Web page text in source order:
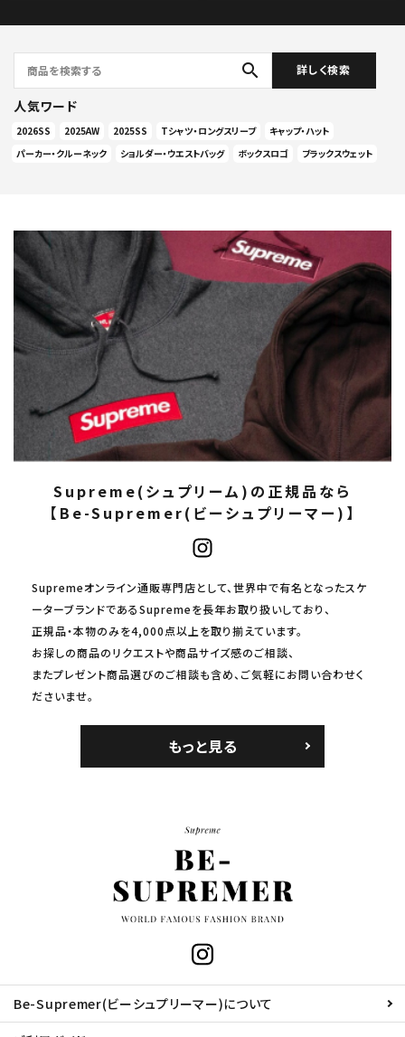
search 詳しく検索
人気ワード
2026SS 2025AW 2025SS Tシャツ・ロングスリーブ
キャップ・ハット
パーカー・クルーネック
ショルダー・ウエストバッグ ボックスロゴ ブラックスウェット
Supreme(シュプリーム)の正規品なら
【Be-Supremer(ビーシュプリーマー)】
Supremeオンライン通販専門店として、世界中で有名となったスケ
ーターブランドであるSupremeを長年お取り扱いしており、
正規品・本物のみを4,000点以上を取り揃えています。
お探しの商品のリクエストや商品サイズ感のご相談、
またプレゼント商品選びのご相談も含め、ご気軽にお問い合わせく
ださいませ。
もっと見る
Be-Supremer(ビーシュプリーマー)について